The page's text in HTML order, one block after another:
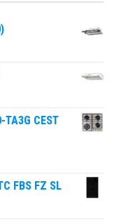
CEST
FBS FZ SL